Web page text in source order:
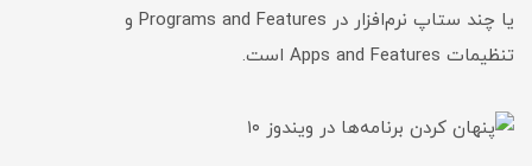
یا چند ستاپ نرم‌افزار در Programs and Features و
تنظیمات Apps and Features است.